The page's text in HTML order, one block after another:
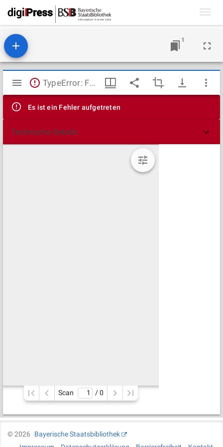
1
Mirador
Viewer
TypeError: Failed to fetch
Es ist ein Fehler aufgetreten
Technische Details
Scan / 0
©2026
Bayerische Staatsbibliothek